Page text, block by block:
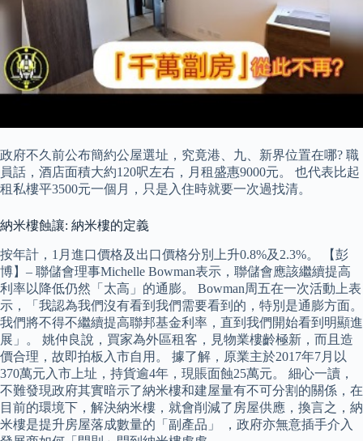
政府不久前公布簡約公屋選址，究竟港、九、新界位置在哪? 職
員話，酒店面積大約120呎左右，月租盛惠9000元。 也代表比起
租私樓平3500元一個月，只是入住時就要一次過找清。
納米樓蝕讓: 納米樓的定義
按年計，1月進口價格及出口價格分別上升0.8%及2.3%。 【彭
博】– 聯儲會理事Michelle Bowman表示，聯儲會應該繼續提高
利率以降低仍然「太高」的通膨。 Bowman周五在一次活動上表
示，「我認為我們沒有看到我們需要看到的，特別是通膨方面。
我們將不得不繼續提高聯邦基金利率，直到我們開始看到明顯進
展」。 姚仲良說，買家為外區租客，見物業樓齡極新，而且造
價合理，故即拍板入市自用。 據了解，原業主於2017年7月以
370萬元入市上址，持貨逾4年，現賬面蝕25萬元。 細心一讀，
不難發現政府其實暗示了納米樓和建屋量有不可分割的關係，在
目前的環境下，解決納米樓，就會削減了房屋供應，換言之，納
米樓是提升房屋落成數量的「副產品」 ，政府亦無意插手介入